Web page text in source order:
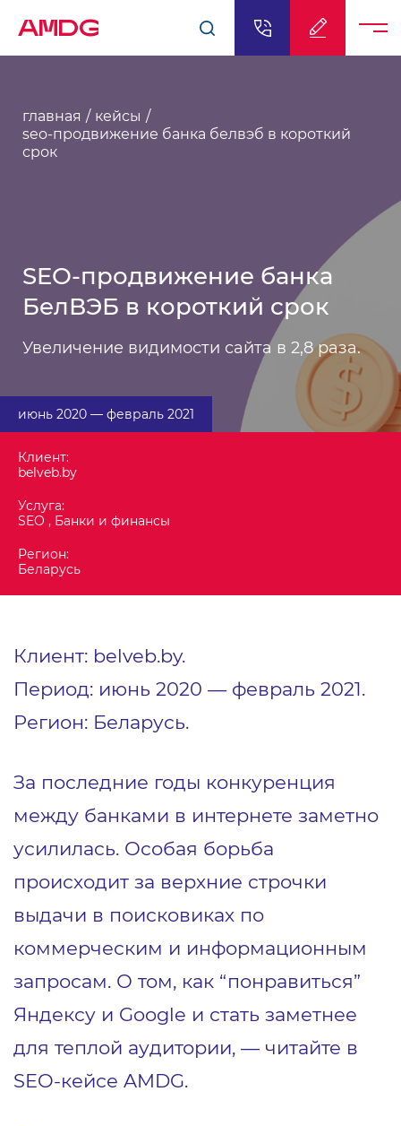
AMDG
главная
кейсы
seo-продвижение банка белвэб в короткий
срок
SEO-продвижение банка
БелВЭБ в короткий срок
Увеличение видимости сайта в 2,8 раза.
Клиент:
belveb.by
Услуга:
SEO , Банки и финансы
Регион:
Беларусь
июнь 2020 ― февраль 2021
Клиент: belveb.by.
Период: июнь 2020 ― февраль 2021.
Регион: Беларусь.
За последние годы конкуренция
между банками в интернете заметно
усилилась. Особая борьба
происходит за верхние строчки
выдачи в поисковиках по
коммерческим и информационным
запросам. О том, как “понравиться”
Яндексу и Google и стать заметнее
для теплой аудитории, ― читайте в
SEO-кейсе AMDG.